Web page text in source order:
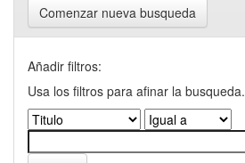
Comenzar nueva busqueda
Añadir filtros:
Usa los filtros para afinar la busqueda.